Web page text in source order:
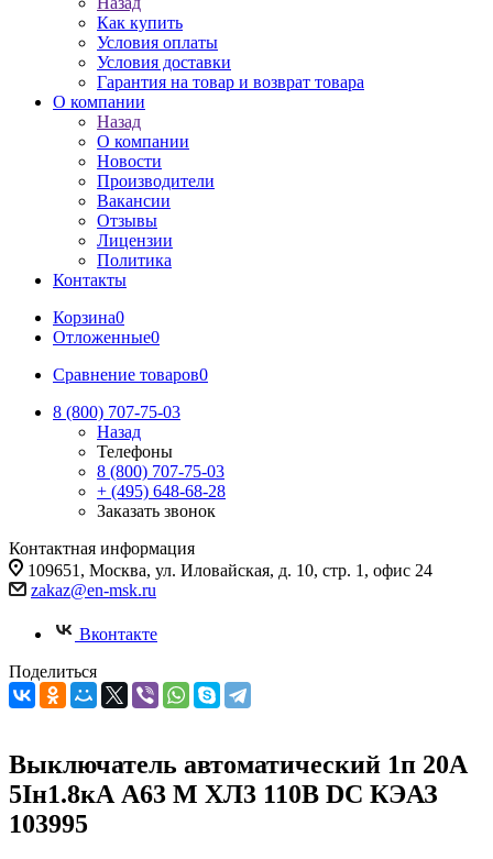
Как купить
Условия оплаты
Условия доставки
Гарантия на товар и возврат товара
О компании
Назад
О компании
Новости
Производители
Вакансии
Отзывы
Лицензии
Политика
Контакты
Корзина0
Отложенные0
Сравнение товаров0
8 (800) 707-75-03
Назад
Телефоны
8 (800) 707-75-03
+ (495) 648-68-28
Заказать звонок
Контактная информация
109651, Москва, ул. Иловайская, д. 10, стр. 1, офис 24
zakaz@en-msk.ru
Вконтакте
Поделиться
Выключатель автоматический 1п 20А
5Iн1.8кА А63 М ХЛ3 110В DC КЭАЗ
103995